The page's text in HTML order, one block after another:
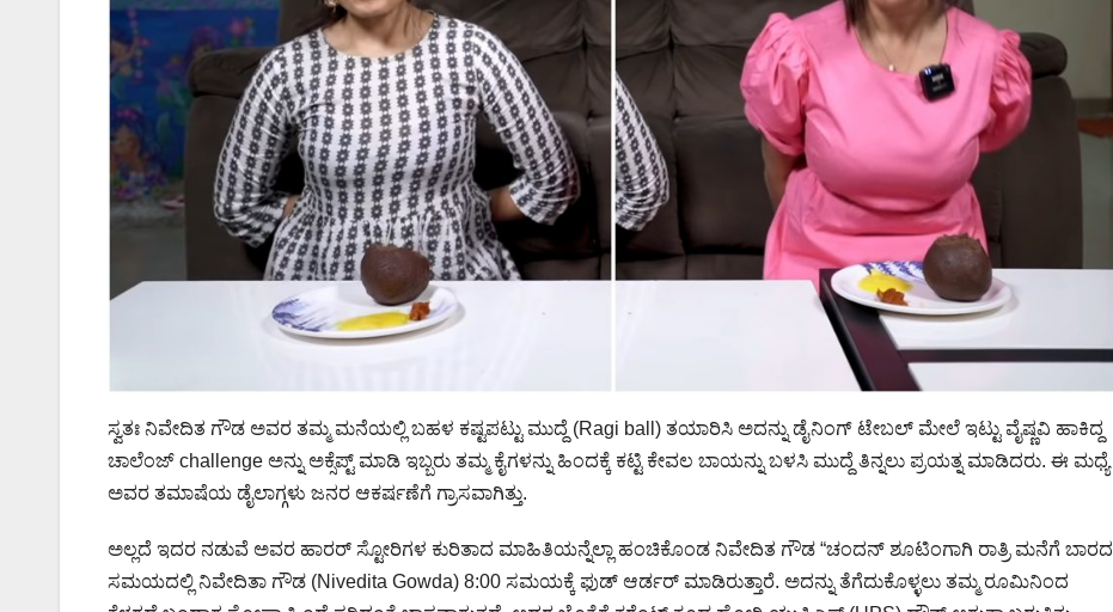
ಸ್ವತಃ ನಿವೇದಿತ ಗೌಡ ಅವರ ತಮ್ಮ ಮನೆಯಲ್ಲಿ ಬಹಳ ಕಷ್ಟಪಟ್ಟು ಮುದ್ದೆ (Ragi ball) ತಯಾರಿಸಿ ಅದನ್ನು ಡೈನಿಂಗ್ ಟೇಬಲ್ ಮೇಲೆ ಇಟ್ಟು ವೈಷ್ಣವಿ ಹಾಕಿದ್ದ
ಚಾಲೆಂಜ್ challenge ಅನ್ನು ಅಕ್ಸೆಪ್ಟ್ ಮಾಡಿ ಇಬ್ಬರು ತಮ್ಮ ಕೈಗಳನ್ನು ಹಿಂದಕ್ಕೆ ಕಟ್ಟಿ ಕೇವಲ ಬಾಯನ್ನು ಬಳಸಿ ಮುದ್ದೆ ತಿನ್ನಲು ಪ್ರಯತ್ನ ಮಾಡಿದರು. ಈ ಮಧ್ಯೆ
ಅವರ ತಮಾಷೆಯ ಡೈಲಾಗ್ಗಳು ಜನರ ಆಕರ್ಷಣೆಗೆ ಗ್ರಾಸವಾಗಿತ್ತು.
ಅಲ್ಲದೆ ಇದರ ನಡುವೆ ಅವರ ಹಾರರ್ ಸ್ಟೋರಿಗಳ ಕುರಿತಾದ ಮಾಹಿತಿಯನ್ನೆಲ್ಲಾ ಹಂಚಿಕೊಂಡ ನಿವೇದಿತ ಗೌಡ “ಚಂದನ್ ಶೂಟಿಂಗಾಗಿ ರಾತ್ರಿ ಮನೆಗೆ ಬಾರದ
ಸಮಯದಲ್ಲಿ ನಿವೇದಿತಾ ಗೌಡ (Nivedita Gowda) 8:00 ಸಮಯಕ್ಕೆ ಫುಡ್ ಆರ್ಡರ್ ಮಾಡಿರುತ್ತಾರೆ. ಅದನ್ನು ತೆಗೆದುಕೊಳ್ಳಲು ತಮ್ಮ ರೂಮಿನಿಂದ